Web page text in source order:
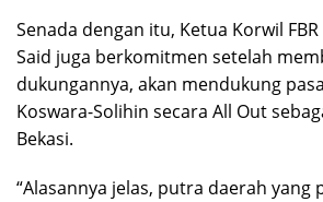
Senada dengan itu, Ketua Korwil
Said juga berkomitmen setelah
dukungannya, akan mendukung
Koswara-Solihin secara All Out
Bekasi.
“Alasannya jelas, putra daerah yang